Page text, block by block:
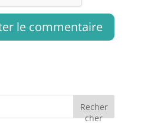
Recher
cher